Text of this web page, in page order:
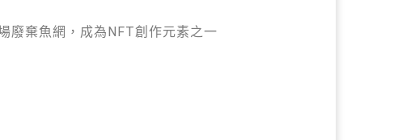
廢棄魚網，成為NFT創作元素之一